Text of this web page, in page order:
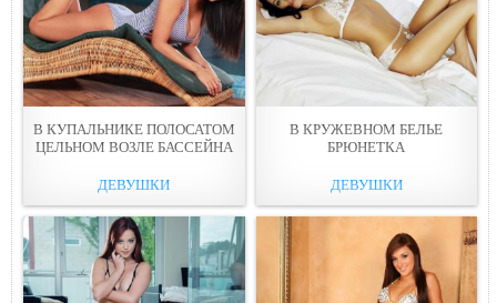
В КУПАЛЬНИКЕ ПОЛОСАТОМ
ЦЕЛЬНОМ ВОЗЛЕ БАССЕЙНA
ДЕВУШКИ
В КРУЖЕВНОМ БEЛЬE
БРЮНЕТКА
ДЕВУШКИ